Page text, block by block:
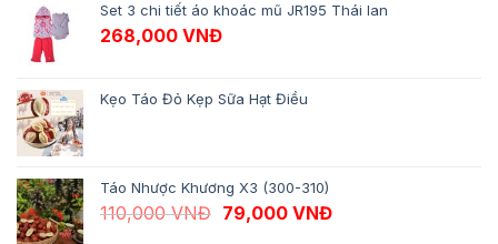
Set 3 chi tiết áo khoác mũ JR195 Thái lan
268,000 VNĐ
Kẹo Táo Đỏ Kẹp Sữa Hạt Điều
Táo Nhược Khương X3 (300-310)
110,000VNĐ Giá gốc là: 110,000 VNĐ.
79,000 VNĐGiá hiện tại là: